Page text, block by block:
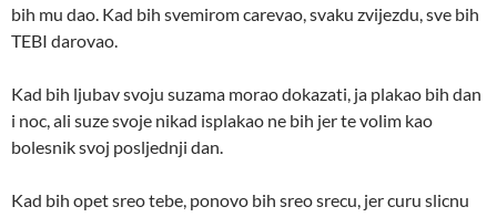
bih mu dao. Kad bih svemirom carevao, svaku zvijezdu, sve bih
TEBI darovao.
Kad bih ljubav svoju suzama morao dokazati, ja plakao bih dan
i noc, ali suze svoje nikad isplakao ne bih jer te volim kao
bolesnik svoj posljednji dan.
Kad bih opet sreo tebe, ponovo bih sreo srecu, jer curu slicnu